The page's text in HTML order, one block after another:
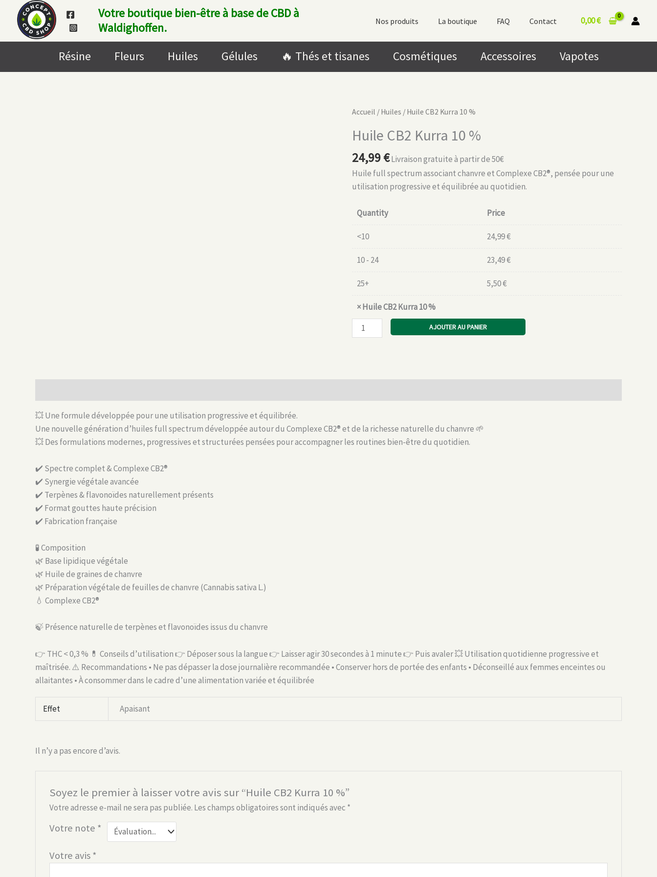
contenu
Votre boutique bien-être à base de CBD à
Waldighoffen.
Nos produits La boutique FAQ Contact 0,00€
Résine Fleurs Huiles Gélules 🔥​ Thés et tisanes Cosmétiques Accessoires Vapotes
Accueil / Huiles / Huile CB2 Kurra 10 %
Huile CB2 Kurra 10 %
24,99€Livraison gratuite à partir de 50€
Huile full spectrum associant chanvre et Complexe CB2®, pensée pour une
utilisation progressive et équilibrée au quotidien.
Quantity Price
<10 24,99€
10 - 24 23,49€
25+ 5,50€
×Huile CB2 Kurra 10 %
quantité
de
Kurra
%
AJOUTER AU PANIER
💥 Une formule développée pour une utilisation progressive et équilibrée.
Une nouvelle génération d’huiles full spectrum développée autour du Complexe CB2® et de la richesse naturelle du chanvre 🌱
💥 Des formulations modernes, progressives et structurées pensées pour accompagner les routines bien-être du quotidien.
✔️ Spectre complet & Complexe CB2®
✔️ Synergie végétale avancée
✔️ Terpènes & flavonoïdes naturellement présents
✔️ Format gouttes haute précision
✔️ Fabrication française
🧪 Composition
🌿 Base lipidique végétale
🌿 Huile de graines de chanvre
🌿 Préparation végétale de feuilles de chanvre (Cannabis sativa L.)
💧 Complexe CB2®
🍃 Présence naturelle de terpènes et flavonoïdes issus du chanvre
👉 THC < 0,3 % 💊 Conseils d’utilisation 👉 Déposer sous la langue 👉 Laisser agir 30 secondes à 1 minute 👉 Puis avaler 💥 Utilisation quotidienne progressive et
maîtrisée. ⚠️ Recommandations • Ne pas dépasser la dose journalière recommandée • Conserver hors de portée des enfants • Déconseillé aux femmes enceintes ou
allaitantes • À consommer dans le cadre d’une alimentation variée et équilibrée
Effet Apaisant
Il n’y a pas encore d’avis.
Soyez le premier à laisser votre avis sur “Huile CB2 Kurra 10 %”
Votre adresse e-mail ne sera pas publiée. Les champs obligatoires sont indiqués avec *
Votre note *
Votre avis*